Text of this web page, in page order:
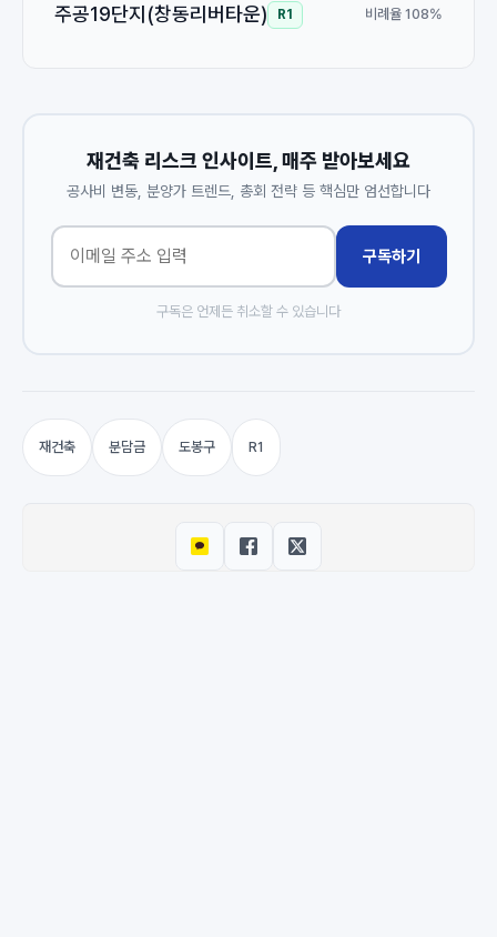
주공19단지(창동리버타운) R1 비례율 108%
재건축 리스크 인사이트, 매주 받아보세요
공사비 변동, 분양가 트렌드, 총회 전략 등 핵심만 엄선합니다
구독하기
구독은 언제든 취소할 수 있습니다
재건축 분담금 도봉구 R1